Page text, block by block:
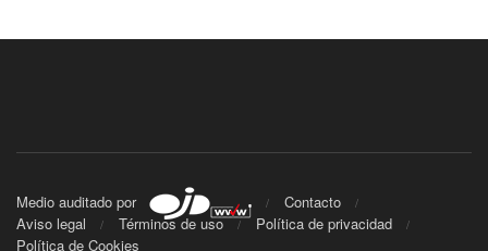
Medio auditado por
Contacto
Aviso legal
Términos de uso
Política de privacidad
Política de Cookies